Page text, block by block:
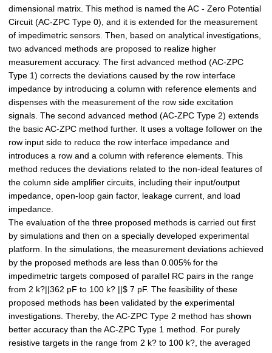
dimensional matrix. This method is named the AC - Zero Potential
Circuit (AC-ZPC Type 0), and it is extended for the measurement
of impedimetric sensors. Then, based on analytical investigations,
two advanced methods are proposed to realize higher
measurement accuracy. The first advanced method (AC-ZPC
Type 1) corrects the deviations caused by the row interface
impedance by introducing a column with reference elements and
dispenses with the measurement of the row side excitation
signals. The second advanced method (AC-ZPC Type 2) extends
the basic AC-ZPC method further. It uses a voltage follower on the
row input side to reduce the row interface impedance and
introduces a row and a column with reference elements. This
method reduces the deviations related to the non-ideal features of
the column side amplifier circuits, including their input/output
impedance, open-loop gain factor, leakage current, and load
impedance.
The evaluation of the three proposed methods is carried out first
by simulations and then on a specially developed experimental
platform. In the simulations, the measurement deviations achieved
by the proposed methods are less than 0.005% for the
impedimetric targets composed of parallel RC pairs in the range
from 2 k?||362 pF to 100 k? ||$ 7 pF. The feasibility of these
proposed methods has been validated by the experimental
investigations. Thereby, the AC-ZPC Type 2 method has shown
better accuracy than the AC-ZPC Type 1 method. For purely
resistive targets in the range from 2 k? to 100 k?, the averaged